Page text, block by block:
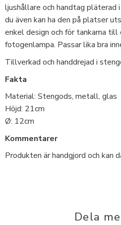
ljushållare och handtag
du även kan ha den på platser
enkel design och för tankarna
fotogenlampa. Passar lika bra
Tillverkad och handdrejad i
Fakta
Material: Stengods, metall, glas
Höjd: 21cm
Ø: 12cm
Kommentarer
Produkten är handgjord och kan
Dela